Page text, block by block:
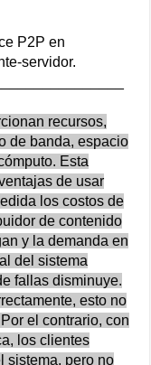
P2P en
servidor.
recursos,
de banda, espacio
Esta
de usar
los costos de
de contenido
y la demanda en
del sistema
fallas disminuye.
esto no
el contrario, con
los clientes
sistema, pero no